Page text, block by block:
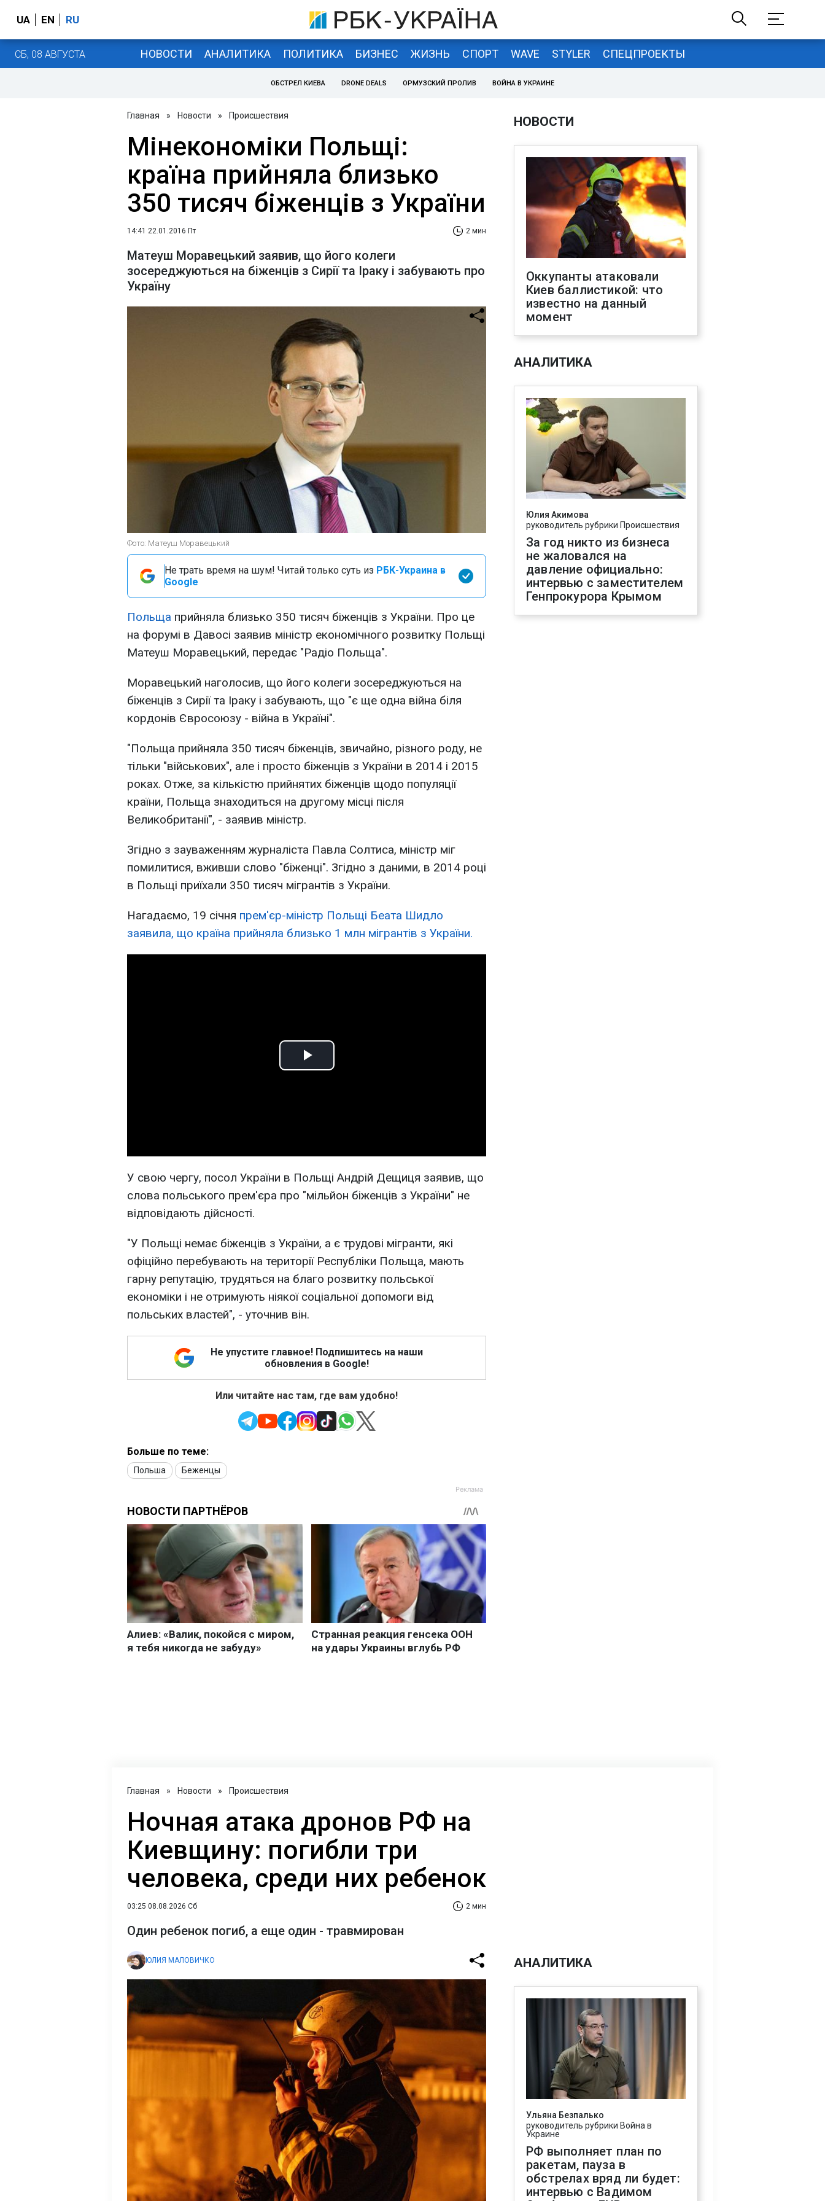
UA EN RU
СБ, 08 АВГУСТА НОВОСТИ АНАЛИТИКА ПОЛИТИКА БИЗНЕС ЖИЗНЬ СПОРТ WAVE STYLER СПЕЦПРОЕКТЫ
ОБСТРЕЛ КИЕВА DRONE DEALS ОРМУЗСКИЙ ПРОЛИВ ВОЙНА В УКРАИНЕ
Главная » Новости » Происшествия
Мінекономіки Польщі:
країна прийняла близько
350 тисяч біженців з України
14:41 22.01.2016 Пт 2 мин
Матеуш Моравецький заявив, що його колеги
зосереджуються на біженців з Сирії та Іраку і забувають про
Україну
Фото: Матеуш Моравецький
Не трать время на шум! Читай только суть из РБК-Украина в
Google
Польща прийняла близько 350 тисяч біженців з України. Про це
на форумі в Давосі заявив міністр економічного розвитку Польщі
Матеуш Моравецький, передає "Радіо Польща".
Моравецький наголосив, що його колеги зосереджуються на
біженців з Сирії та Іраку і забувають, що "є ще одна війна біля
кордонів Євросоюзу - війна в Україні".
"Польща прийняла 350 тисяч біженців, звичайно, різного роду, не
тільки "військових", але і просто біженців з України в 2014 і 2015
роках. Отже, за кількістю прийнятих біженців щодо популяції
країни, Польща знаходиться на другому місці після
Великобританії", - заявив міністр.
Згідно з зауваженням журналіста Павла Солтиса, міністр міг
помилитися, вживши слово "біженці". Згідно з даними, в 2014 році
в Польщі приїхали 350 тисяч мігрантів з України.
Нагадаємо, 19 січня прем'єр-міністр Польщі Беата Шидло
заявила, що країна прийняла близько 1 млн мігрантів з України.
Play
У свою чергу, посол України в Польщі Андрій Дещиця заявив, що
слова польського прем'єра про "мільйон біженців з України" не
відповідають дійсності.
"У Польщі немає біженців з України, а є трудові мігранти, які
офіційно перебувають на території Республіки Польща, мають
гарну репутацію, трудяться на благо розвитку польської
економіки і не отримують ніякої соціальної допомоги від
польських властей", - уточнив він.
Не упустите главное! Подпишитесь на наши
обновления в Google!
Или читайте нас там, где вам удобно!
Больше по теме:
Польша Беженцы
НОВОСТИ
Оккупанты атаковали
Киев баллистикой: что
известно на данный
момент
АНАЛИТИКА
Юлия Акимова
руководитель рубрики Происшествия
За год никто из бизнеса
не жаловался на
давление официально:
интервью с заместителем
Генпрокурора Крымом
Главная » Новости » Происшествия
Ночная атака дронов РФ на
Киевщину: погибли три
человека, среди них ребенок
03:25 08.08.2026 Сб 2 мин
Один ребенок погиб, а еще один - травмирован
ЮЛИЯ МАЛОВИЧКО АНАЛИТИКА
Ульяна Безпалько
руководитель рубрики Война в
Украине
РФ выполняет план по
ракетам, пауза в
обстрелах вряд ли будет:
интервью с Вадимом